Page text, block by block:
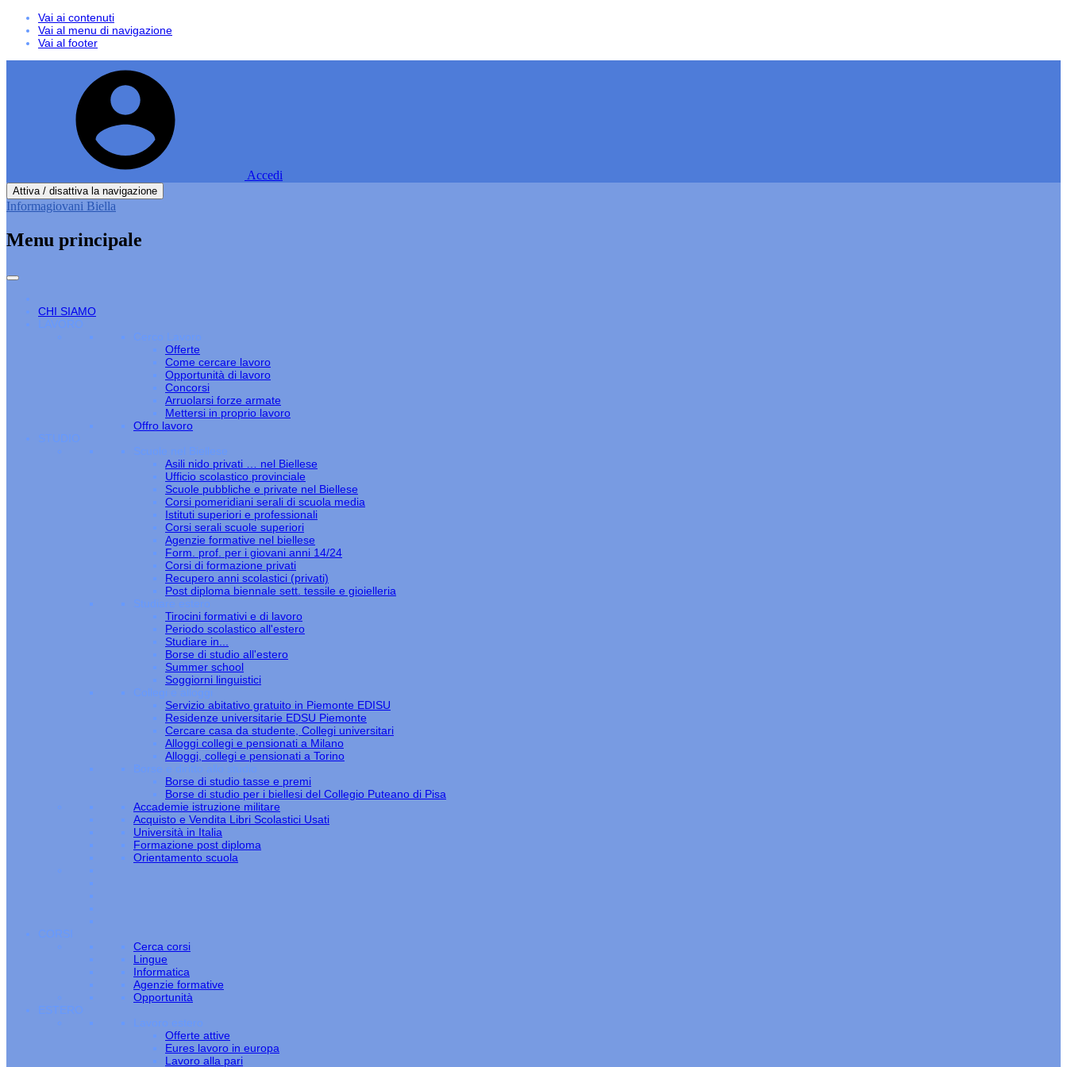
Vai ai contenuti
Vai al menu di navigazione
Vai al footer
Accedi
Attiva / disattiva la navigazione
Informagiovani Biella
Menu principale
CHI SIAMO
LAVORO
Cerco Lavoro
Offerte
Come cercare lavoro
Opportunità di lavoro
Concorsi
Arruolarsi forze armate
Mettersi in proprio lavoro
Offro lavoro
STUDIO
Scuole nel Biellese
Asili nido privati … nel Biellese
Ufficio scolastico provinciale
Scuole pubbliche e private nel Biellese
Corsi pomeridiani serali di scuola media
Istituti superiori e professionali
Corsi serali scuole superiori
Agenzie formative nel biellese
Form. prof. per i giovani anni 14/24
Corsi di formazione privati
Recupero anni scolastici (privati)
Post diploma biennale sett. tessile e gioielleria
Studiare estero
Tirocini formativi e di lavoro
Periodo scolastico all'estero
Studiare in...
Borse di studio all'estero
Summer school
Soggiorni linguistici
Collegi e alloggi
Servizio abitativo gratuito in Piemonte EDISU
Residenze universitarie EDSU Piemonte
Cercare casa da studente, Collegi universitari
Alloggi collegi e pensionati a Milano
Alloggi, collegi e pensionati a Torino
Borse e diritto allo studio
Borse di studio tasse e premi
Borse di studio per i biellesi del Collegio Puteano di Pisa
Accademie istruzione militare
Acquisto e Vendita Libri Scolastici Usati
Università in Italia
Formazione post diploma
Orientamento scuola
CORSI
Cerca corsi
Lingue
Informatica
Agenzie formative
Opportunità
ESTERO
Lavoro estero
Offerte attive
Eures lavoro in europa
Lavoro alla pari